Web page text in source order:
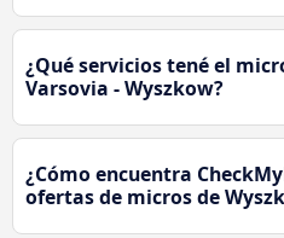
¿Qué servicios tené el
Varsovia - Wyszkow?
¿Cómo encuentra
ofertas de micros de